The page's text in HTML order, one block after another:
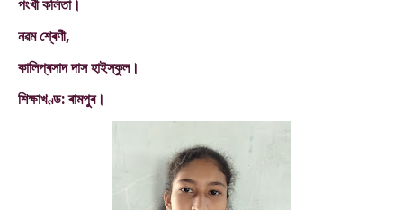
পংখী কলিতা।
নৱম শ্ৰেণী,
কালিপ্ৰসাদ দাস হাইস্কুল।
শিক্ষাখণ্ড: ৰামপুৰ।